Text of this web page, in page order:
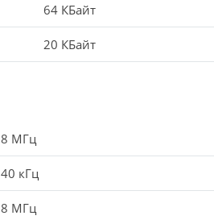
64 КБайт
20 КБайт
8 МГц
40 кГц
8 МГц